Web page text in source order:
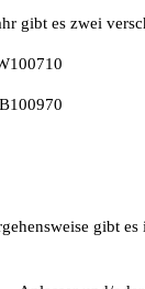
gibt es zwei
gibt